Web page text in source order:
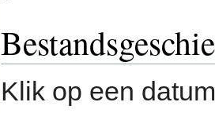
Klik op een